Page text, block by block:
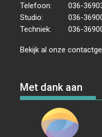
Telefoon:
036-
Studio:
036-
Techniek:
036-
Bekijk al onze
Met dank aan